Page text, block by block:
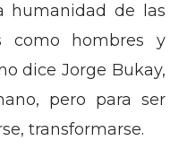
humanidad de las
como hombres y
dice Jorge Bukay,
pero para ser
transformarse.